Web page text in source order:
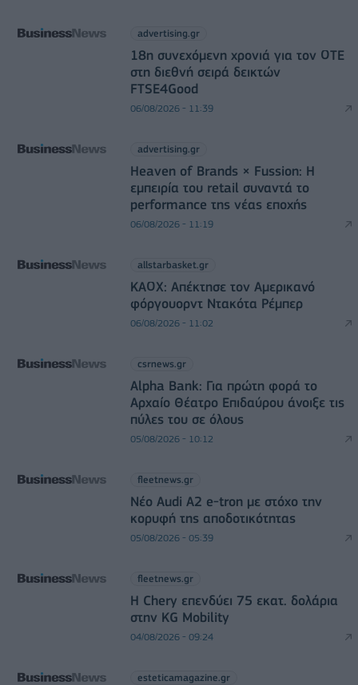
advertising.gr
18η συνεχόμενη χρονιά για τον ΟΤΕ
στη διεθνή σειρά δεικτών
FTSE4Good
06/08/2026 - 11:39
advertising.gr
Heaven of Brands × Fussion: Η
εμπειρία του retail συναντά το
performance της νέας εποχής
06/08/2026 - 11:19
allstarbasket.gr
ΚΑΟΧ: Απέκτησε τον Αμερικανό
φόργουορντ Ντακότα Ρέμπερ
06/08/2026 - 11:02
csrnews.gr
Alpha Bank: Για πρώτη φορά το
Αρχαίο Θέατρο Επιδαύρου άνοιξε τις
πύλες του σε όλους
05/08/2026 - 10:12
fleetnews.gr
Νέο Audi A2 e-tron με στόχο την
κορυφή της αποδοτικότητας
05/08/2026 - 05:39
fleetnews.gr
Η Chery επενδύει 75 εκατ. δολάρια
στην KG Mobility
04/08/2026 - 09:24
esteticamagazine.gr